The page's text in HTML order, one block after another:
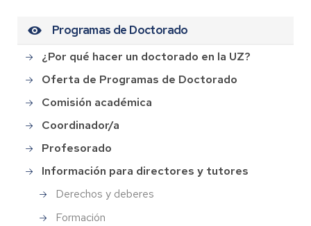
Programas de Doctorado
¿Por qué hacer un doctorado en la UZ?
Oferta de Programas de Doctorado
Comisión académica
Coordinador/a
Profesorado
Información para directores y tutores
Derechos y deberes
Formación